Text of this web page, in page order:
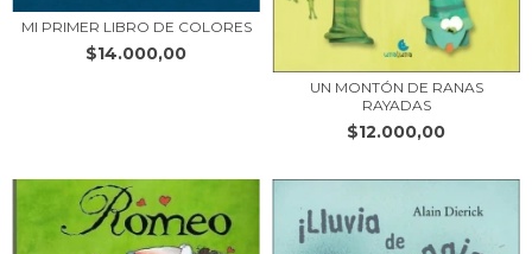
MI PRIMER LIBRO DE COLORES
$14.000,00
UN MONTÓN DE RANAS
RAYADAS
$12.000,00